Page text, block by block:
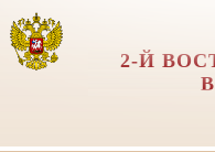
2-Й